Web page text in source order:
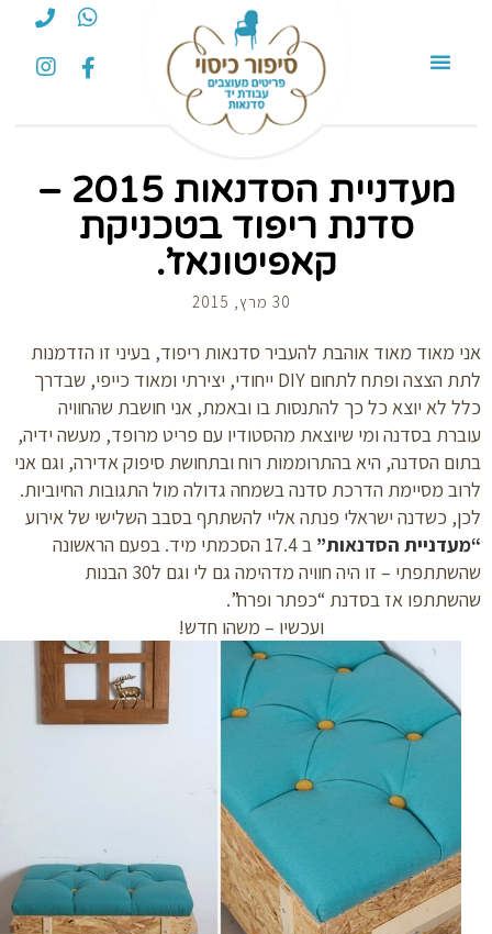
מעדניית הסדנאות 2015 –
סדנת ריפוד בטכניקת
קאפיטונאז’.
מאוד מאוד אוהבת להעביר סדנאות ריפוד, בעיני זו הזדמנות
לתת הצצה ופתח לתחום DIY ייחודי, יצירתי ומאוד כייפי, שבדרך
לא יוצא כל כך להתנסות בו ובאמת, אני חושבת שהחוויה
בסדנה ומי שיוצאת מהסטודיו עם פריט מרופד, מעשה ידיה,
הסדנה, היא בהתרוממות רוח ובתחושת סיפוק אדירה, וגם אני
מסיימת הדרכת סדנה בשמחה גדולה מול התגובות החיוביות.
כשדנה ישראלי פנתה אליי להשתתף בסבב השלישי של אירוע
הסדנאות”ב 17.4
הסכמתי מיד. בפעם הראשונה
שהשתתפתי – זו היה חוויה מדהימה גם לי וגם ל30 הבנות
אז בסדנת “כפתר ופרח”.
ועכשיו – משהו חדש!